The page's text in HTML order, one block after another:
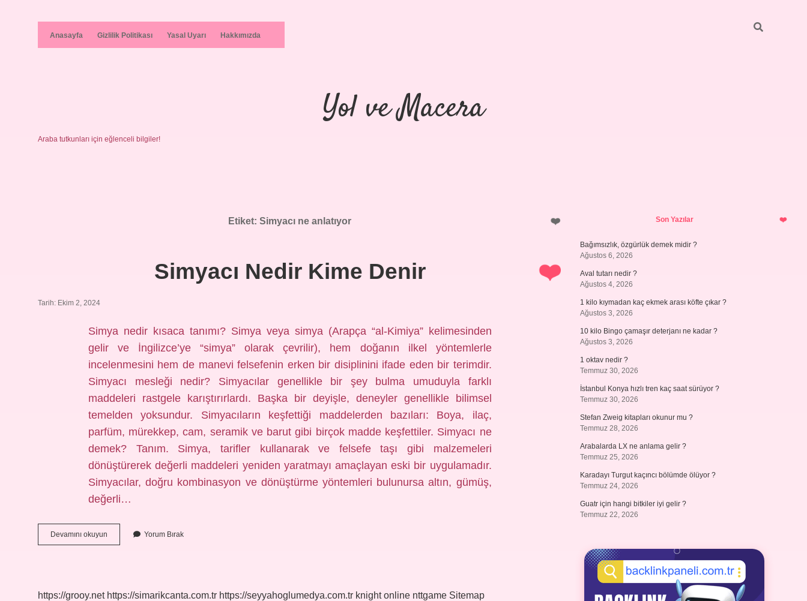
Anasayfa Gizlilik Politikası Yasal Uyarı Hakkımızda
Yol ve Macera
Araba tutkunları için eğlenceli bilgiler!
Etiket:Simyacı ne anlatıyor
Simyacı Nedir Kime Denir
Tarih: Ekim 2, 2024
Simya nedir kısaca tanımı? Simya veya simya (Arapça “al-Kimiya” kelimesinden
gelir ve İngilizce’ye “simya” olarak çevrilir), hem doğanın ilkel yöntemlerle
incelenmesini hem de manevi felsefenin erken bir disiplinini ifade eden bir terimdir.
Simyacı mesleği nedir? Simyacılar genellikle bir şey bulma umuduyla farklı
maddeleri rastgele karıştırırlardı. Başka bir deyişle, deneyler genellikle bilimsel
temelden yoksundur. Simyacıların keşfettiği maddelerden bazıları: Boya, ilaç,
parfüm, mürekkep, cam, seramik ve barut gibi birçok madde keşfettiler. Simyacı ne
demek? Tanım. Simya, tarifler kullanarak ve felsefe taşı gibi malzemeleri
dönüştürerek değerli maddeleri yeniden yaratmayı amaçlayan eski bir uygulamadır.
Simyacılar, doğru kombinasyon ve dönüştürme yöntemleri bulunursa altın, gümüş,
değerli…
Devamını okuyun
Nedir
Yorum Bırak
https://grooy.net https://simarikcanta.com.tr https://seyyahoglumedya.com.tr knight online nttgame Sitemap
SidebarSon Yazılar
Bağımsızlık, özgürlük demek midir ?
Ağustos 6, 2026
Aval tutarı nedir ?
Ağustos 4, 2026
1 kilo kıymadan kaç ekmek arası köfte çıkar ?
Ağustos 3, 2026
10 kilo Bingo çamaşır deterjanı ne kadar ?
Ağustos 3, 2026
1 oktav nedir ?
Temmuz 30, 2026
İstanbul Konya hızlı tren kaç saat sürüyor ?
Temmuz 30, 2026
Stefan Zweig kitapları okunur mu ?
Temmuz 28, 2026
Arabalarda LX ne anlama gelir ?
Temmuz 25, 2026
Karadayı Turgut kaçıncı bölümde ölüyor ?
Temmuz 24, 2026
Guatr için hangi bitkiler iyi gelir ?
Temmuz 22, 2026